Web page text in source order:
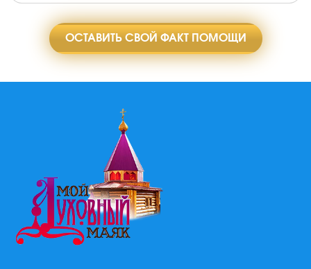
ОСТАВИТЬ СВОЙ ФАКТ ПОМОЩИ